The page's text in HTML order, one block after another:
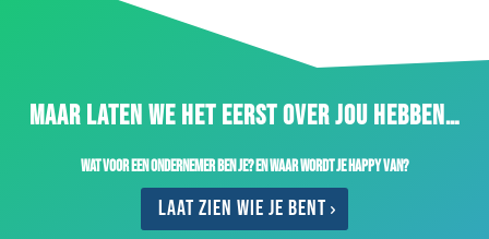
MAAR LATEN WE HET EERST OVER JOU HEBBEN…
Wat voor een ondernemer ben je? En waar wordt je happy van?
Laat zien wie je bent